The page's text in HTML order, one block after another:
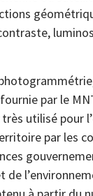
par le
utilisé pour
par les
de